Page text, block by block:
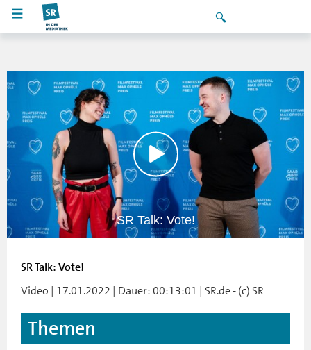
SR Talk: Vote!
SR Talk: Vote!
Video | 17.01.2022 | Dauer: 00:13:01 | SR.de - (c) SR
Themen